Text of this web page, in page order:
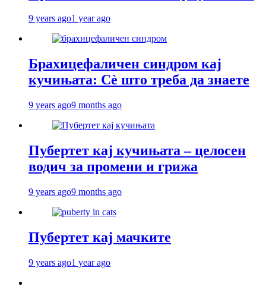
9 years ago1 year ago
Брахицефаличен синдром кај
кучињата: Сè што треба да знаете
9 years ago9 months ago
Пубертет кај кучињата – целосен
водич за промени и грижа
9 years ago9 months ago
Пубертет кај мачките
9 years ago1 year ago